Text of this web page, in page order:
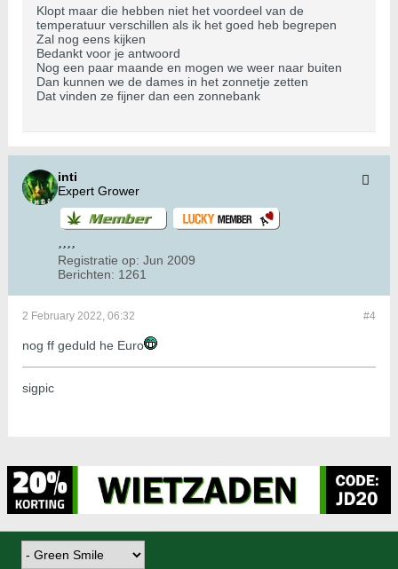
Klopt maar die hebben niet het voordeel van de
temperatuur verschillen als ik het goed heb begrepen
Zal nog eens kijken
Bedankt voor je antwoord
Nog een paar maande en mogen we weer naar buiten
Dan kunnen we de dames in het zonnetje zetten
Dat vinden ze fijner dan een zonnebank
inti
Expert Grower
Registratie op: Jun 2009
Berichten: 1261
#4
2 February 2022, 06:32
nog ff geduld he Euro
sigpic